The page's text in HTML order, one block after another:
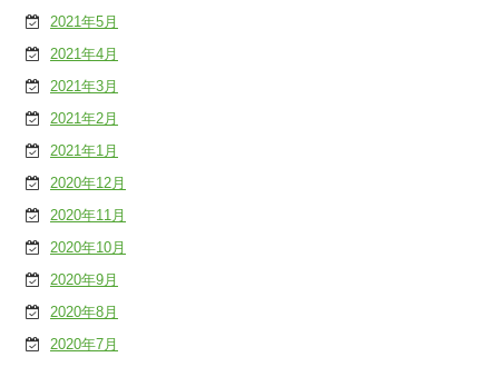
2021年5月
2021年4月
2021年3月
2021年2月
2021年1月
2020年12月
2020年11月
2020年10月
2020年9月
2020年8月
2020年7月